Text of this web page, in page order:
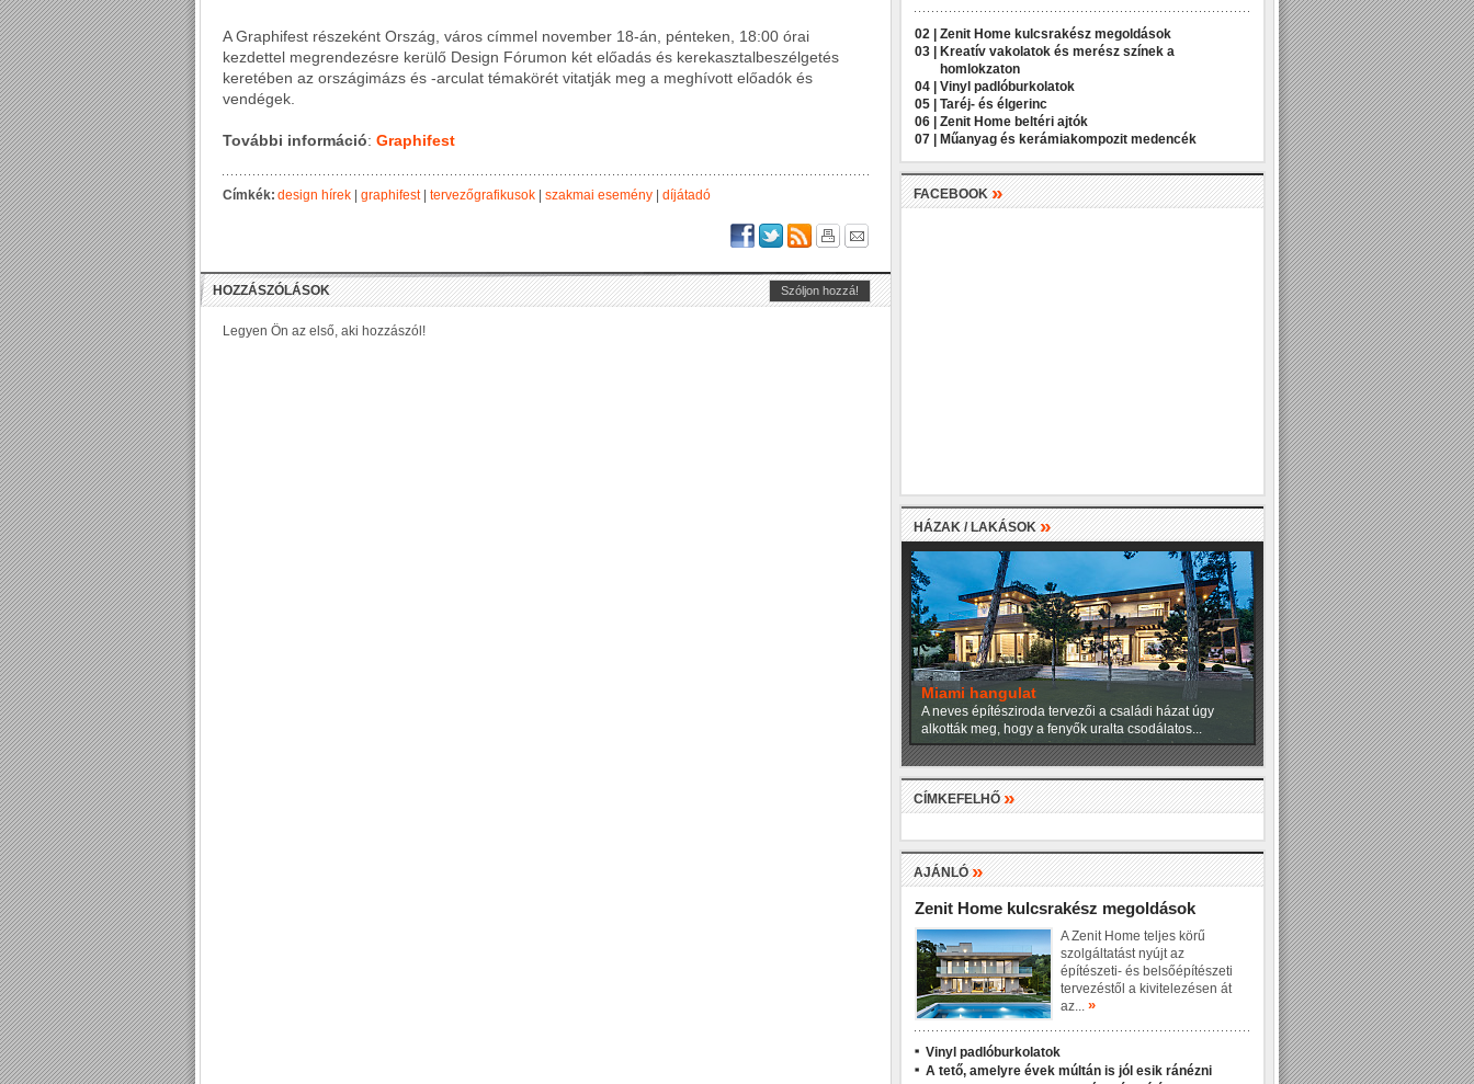
A Graphifest részeként Ország, város címmel november 18-án, pénteken, 18:00 órai
kezdettel megrendezésre kerülő Design Fórumon két előadás és kerekasztalbeszélgetés
keretében az országimázs és -arculat témakörét vitatják meg a meghívott előadók és
vendégek.
További információ: Graphifest
Címkék:design hírek graphifest| tervezőgrafikusok szakmai esemény díjátadó
02 |
Zenit Home kulcsrakész megoldások
03 |
Kreatív vakolatok és merész színek a
homlokzaton
04 |
Vinyl padlóburkolatok
05 |
Taréj- és élgerinc
06 |
Zenit Home beltéri ajtók
07 |
Műanyag és kerámiakompozit medencék
FACEBOOK»
HÁZAK / LAKÁSOK »
Miami hangulat
A neves építésziroda tervezői a családi házat úgy
alkották meg, hogy a fenyők uralta csodálatos...
CÍMKEFELHŐ»
AJÁNLÓ»
Zenit Home kulcsrakész megoldások
A Zenit Home teljes körű
szolgáltatást nyújt az
építészeti- és belsőépítészeti
tervezéstől a kivitelezésen át
az... »
Vinyl padlóburkolatok
A tető, amelyre évek múltán is jól esik ránézni